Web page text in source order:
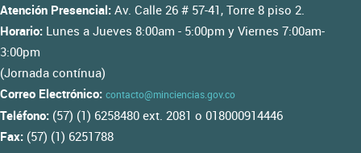
Atención Presencial: Av. Calle 26 # 57-41, Torre 8 piso 2.
Horario: Lunes a Jueves 8:00am - 5:00pm y Viernes 7:00am-
3:00pm
(Jornada contínua)
Correo Electrónico: contacto@minciencias.gov.co
Teléfono: (57) (1) 6258480 ext. 2081 o 018000914446
Fax: (57) (1) 6251788